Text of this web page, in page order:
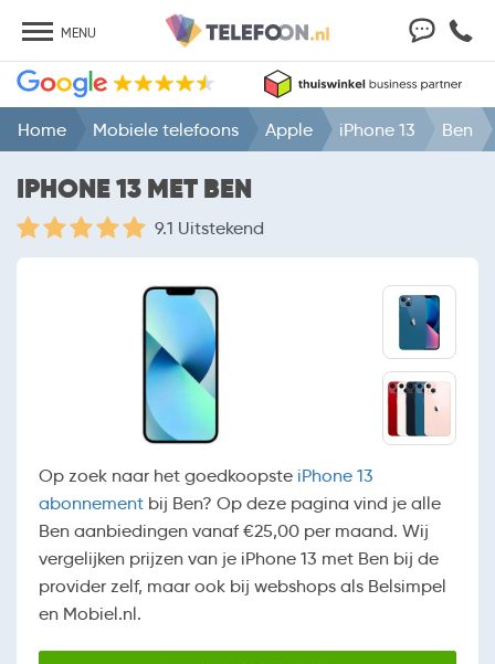
MENU
Home Mobiele telefoons Apple iPhone 13 Ben
IPHONE 13 MET BEN
9.1 Uitstekend
Op zoek naar het goedkoopste iPhone 13
abonnement bij Ben? Op deze pagina vind je alle
Ben aanbiedingen vanaf €25,00 per maand. Wij
vergelijken prijzen van je iPhone 13 met Ben bij de
provider zelf, maar ook bij webshops als Belsimpel
en Mobiel.nl.